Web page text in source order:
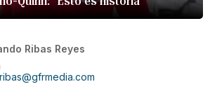
Ribas Reyes